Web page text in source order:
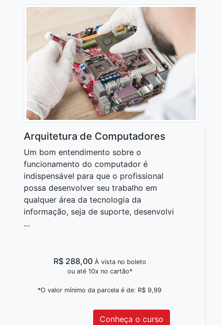
Arquitetura de Computadores
Um bom entendimento sobre o
funcionamento do computador é
indispensável para que o profissional
possa desenvolver seu trabalho em
qualquer área da tecnologia da
informação, seja de suporte, desenvolvi
...
R$ 288,00 À vista no boleto
ou até 10x no cartão*
*O valor mínimo da parcela é de: R$ 9,99
Conheça o curso